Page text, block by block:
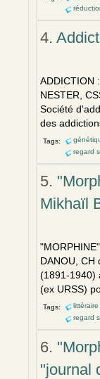
4.
ADDICTION
NESTER,
Société
des
Tags:
regard
5.
Mikhaïl
DANOU,
(1891-1940)
(ex URSS)
Tags: littéraire
regard
6.
"journal